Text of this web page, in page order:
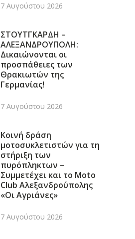
7 Αυγούστου 2026
ΣΤΟΥΤΓΚΑΡΔΗ –
ΑΛΕΞΑΝΔΡΟΥΠΟΛΗ:
Δικαιώνονται οι
προσπάθειες των
Θρακιωτών της
Γερμανίας!
7 Αυγούστου 2026
Κοινή δράση
μοτοσυκλετιστών για τη
στήριξη των
πυρόπληκτων –
Συμμετέχει και το Moto
Club Αλεξανδρούπολης
«Οι Αγριάνες»
7 Αυγούστου 2026